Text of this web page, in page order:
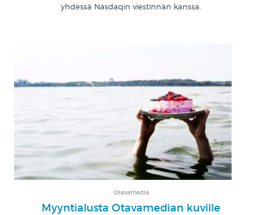
yhdessä Nasdaqin viestinnän kanssa.
Otavamedia
Myyntialusta Otavamedian kuville